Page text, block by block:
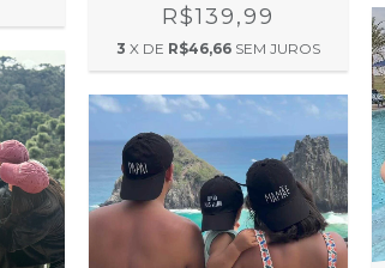
R$139,99
3 X DE R$46,66 SEM JUROS